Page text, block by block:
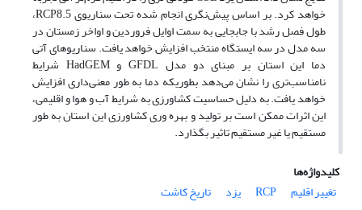
خواهد کرد. بر اساس پیش‌نگری انجام شده تحت سناریوی RCP8.5،
طول فصل رشد با جابجایی به سمت اوایل فروردین و اواخر زمستان در
سه مدل در سه ایستگاه منتخب افزایش خواهد یافت. سناریوهای آتی
دما این استان بر مبنای دو مدل GFDL و HadGEM شرایط
نامناسب‌تری را نشان می‌دهد بطوریکه دما به طور معنی‌داری افزایش
خواهد یافت. به دلیل حساسیت کشاورزی به شرایط آب و هوا و اقلیمی،
این اثرات ممکن است بر تولید و بهره وری کشاورزی این استان به طور
مستقیم یا غیر مستقیم تاثیر بگذارد.
کلیدواژه‌ها
تغییر اقلیم
RCP یزد تاریخ کاشت